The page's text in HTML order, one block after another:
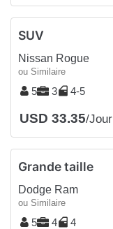
SUV
Nissan Rogue
ou Similaire
5 3 4-5
USD 33.35/Jour
Grande taille
Dodge Ram
ou Similaire
5 4 4